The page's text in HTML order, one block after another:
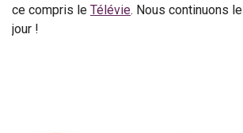
ce compris le Télévie. Nous continuons
jour !